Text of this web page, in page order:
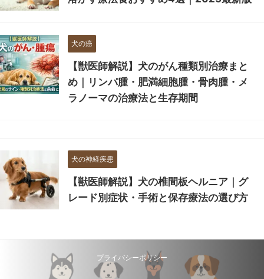
犬の癌
【獣医師解説】犬のがん種類別治療まと
め｜リンパ腫・肥満細胞腫・骨肉腫・メ
ラノーマの治療法と生存期間
犬の神経疾患
【獣医師解説】犬の椎間板ヘルニア｜グ
レード別症状・手術と保存療法の選び方
プライバシーポリシー